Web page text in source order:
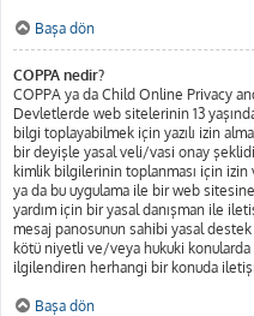
Başa dön
COPPA nedir?
COPPA ya da Child Online Privacy
Devletlerde web sitelerinin 13
bilgi toplayabilmek için yazılı izin
bir deyişle yasal veli/vasi onay
kimlik bilgilerinin toplanması için izin
ya da bu uygulama ile bir web
yardım için bir yasal danışman ile
mesaj panosunun sahibi yasal
kötü niyetli ve/veya hukuki konularda
ilgilendiren herhangi bir konuda
Başa dön